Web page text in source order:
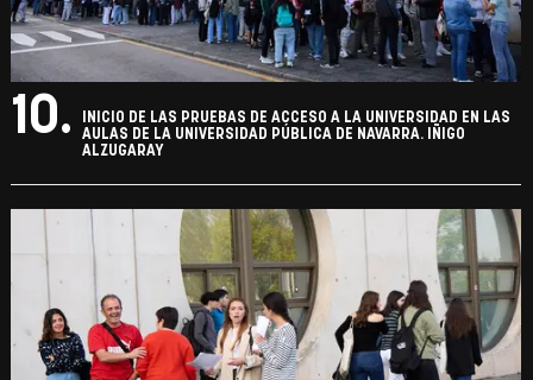
10.
INICIO DE LAS PRUEBAS DE ACCESO A LA UNIVERSIDAD EN LAS
AULAS DE LA UNIVERSIDAD PÚBLICA DE NAVARRA. IÑIGO
ALZUGARAY